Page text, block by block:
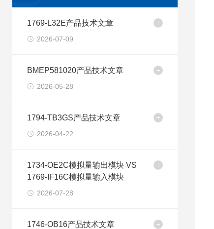
1769-L32E产品技术文章
2026-07-09
BMEP581020产品技术文章
2026-05-28
1794-TB3GS产品技术文章
2026-04-22
1734-OE2C模拟量输出模块 VS
1769-IF16C模拟量输入模块
2026-07-28
1746-OB16产品技术文章